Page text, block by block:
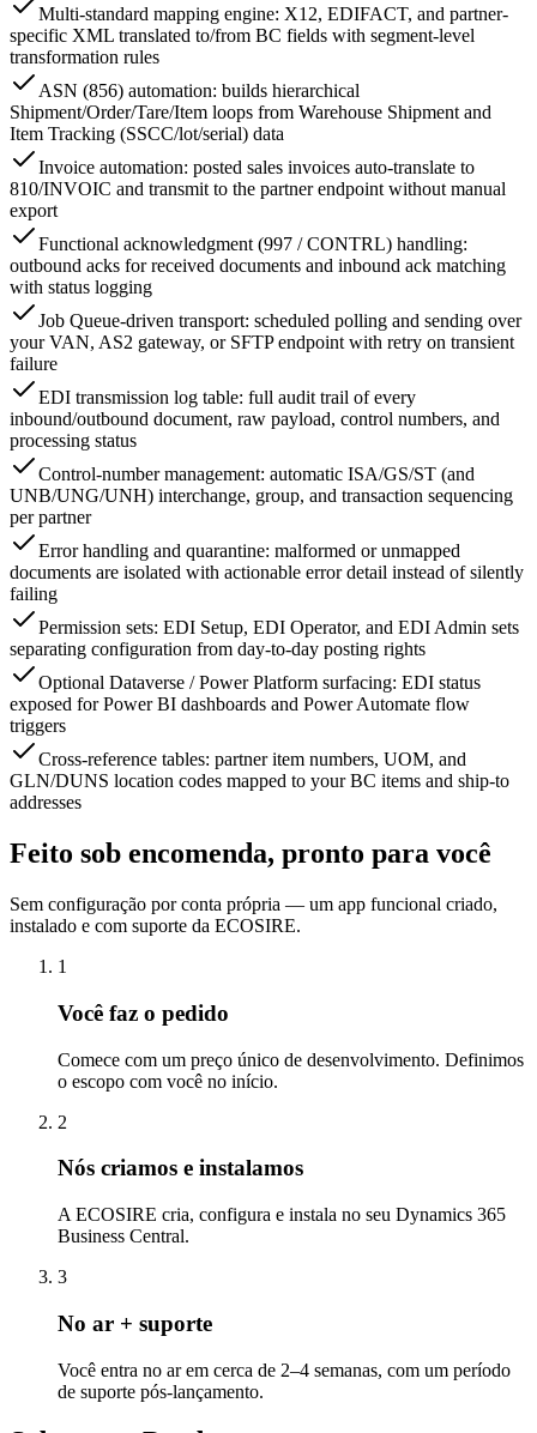
Multi-standard mapping engine: X12, EDIFACT, and partner-
specific XML translated to/from BC fields with segment-level
transformation rules
ASN (856) automation: builds hierarchical
Shipment/Order/Tare/Item loops from Warehouse Shipment and
Item Tracking (SSCC/lot/serial) data
Invoice automation: posted sales invoices auto-translate to
810/INVOIC and transmit to the partner endpoint without manual
export
Functional acknowledgment (997 / CONTRL) handling:
outbound acks for received documents and inbound ack matching
with status logging
Job Queue-driven transport: scheduled polling and sending over
your VAN, AS2 gateway, or SFTP endpoint with retry on transient
failure
EDI transmission log table: full audit trail of every
inbound/outbound document, raw payload, control numbers, and
processing status
Control-number management: automatic ISA/GS/ST (and
UNB/UNG/UNH) interchange, group, and transaction sequencing
per partner
Error handling and quarantine: malformed or unmapped
documents are isolated with actionable error detail instead of silently
failing
Permission sets: EDI Setup, EDI Operator, and EDI Admin sets
separating configuration from day-to-day posting rights
Optional Dataverse / Power Platform surfacing: EDI status
exposed for Power BI dashboards and Power Automate flow
triggers
Cross-reference tables: partner item numbers, UOM, and
GLN/DUNS location codes mapped to your BC items and ship-to
addresses
Feito sob encomenda, pronto para você
Sem configuração por conta própria — um app funcional criado,
instalado e com suporte da ECOSIRE.
1
Você faz o pedido
Comece com um preço único de desenvolvimento. Definimos
o escopo com você no início.
2
Nós criamos e instalamos
A ECOSIRE cria, configura e instala no seu Dynamics 365
Business Central.
3
No ar + suporte
Você entra no ar em cerca de 2–4 semanas, com um período
de suporte pós-lançamento.